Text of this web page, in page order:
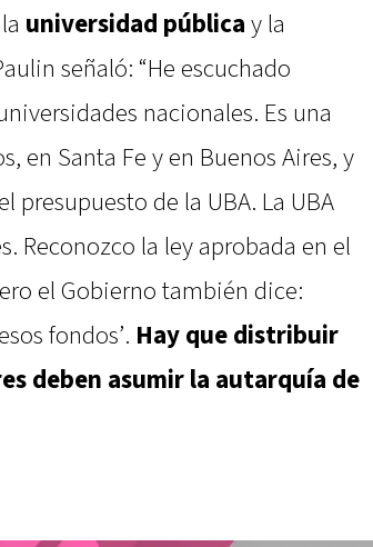
universidad pública y la
señaló: “He escuchado
nacionales. Es una
en Santa Fe y en Buenos Aires, y
presupuesto de la UBA. La UBA
Reconozco la ley aprobada en el
el Gobierno también dice:
fondos’. Hay que distribuir
deben asumir la autarquía de